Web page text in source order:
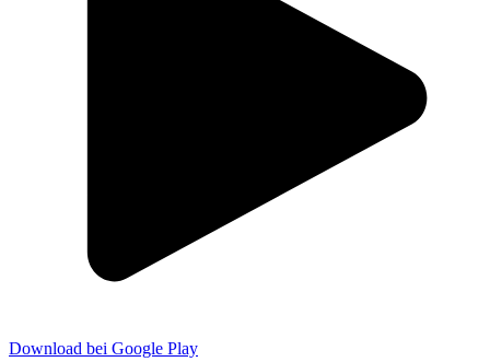
Download bei Google Play